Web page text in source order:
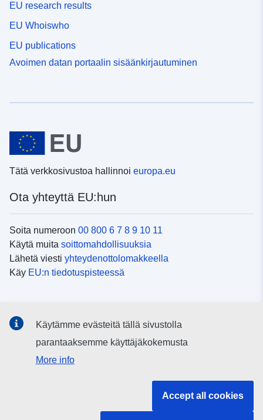
EU research results
EU Whoiswho
EU publications
Avoimen datan portaalin sisäänkirjautuminen
Tätä verkkosivustoa hallinnoi europa.eu
Ota yhteyttä EU:hun
Soita numeroon 00 800 6 7 8 9 10 11
Käytä muita soittomahdollisuuksia
Lähetä viesti yhteydenottolomakkeella
Käy EU:n tiedotuspisteessä
sosiaalisessa mediassa
EU:n toimielimet ja muut elimet
Käytämme evästeitä tällä sivustolla
parantaaksemme käyttäjäkokemusta
More info
Accept all cookies